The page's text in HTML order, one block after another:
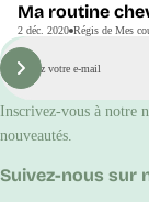
Ma routine
2 déc. 2020 Régis de Mes
E-
mail
S'inscrire
Inscrivez-vous à notre
nouveautés.
Suivez-nous sur